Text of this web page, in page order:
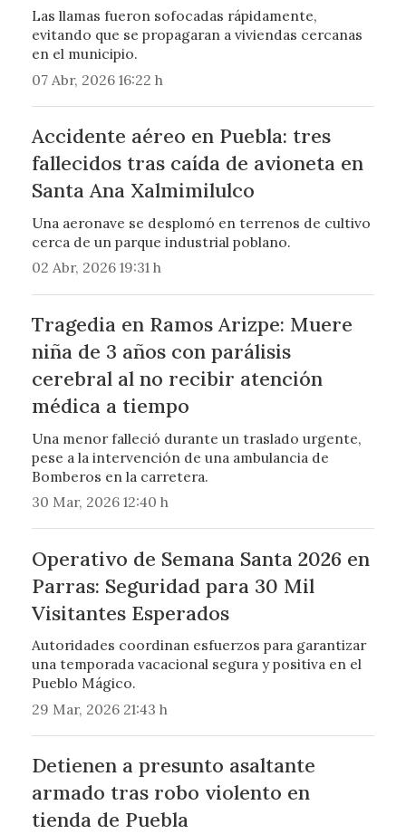
Las llamas fueron sofocadas rápidamente,
evitando que se propagaran a viviendas cercanas
en el municipio.
07 Abr, 2026 16:22 h
Accidente aéreo en Puebla: tres
fallecidos tras caída de avioneta en
Santa Ana Xalmimilulco
Una aeronave se desplomó en terrenos de cultivo
cerca de un parque industrial poblano.
02 Abr, 2026 19:31 h
Tragedia en Ramos Arizpe: Muere
niña de 3 años con parálisis
cerebral al no recibir atención
médica a tiempo
Una menor falleció durante un traslado urgente,
pese a la intervención de una ambulancia de
Bomberos en la carretera.
30 Mar, 2026 12:40 h
Operativo de Semana Santa 2026 en
Parras: Seguridad para 30 Mil
Visitantes Esperados
Autoridades coordinan esfuerzos para garantizar
una temporada vacacional segura y positiva en el
Pueblo Mágico.
29 Mar, 2026 21:43 h
Detienen a presunto asaltante
armado tras robo violento en
tienda de Puebla